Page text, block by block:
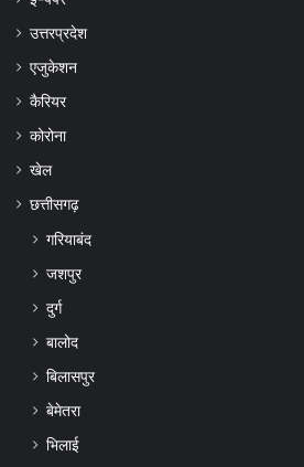
उत्तरप्रदेश
एजुकेशन
कैरियर
कोरोना
खेल
छत्तीसगढ़
गरियाबंद
जशपुर
दुर्ग
बालोद
बिलासपुर
बेमेतरा
भिलाई